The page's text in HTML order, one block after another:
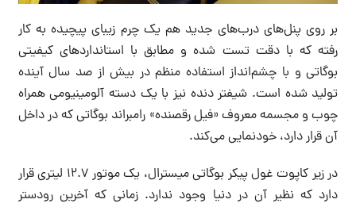
بر روی پنل‌های درب‌های جدید هم یک چرم زیبای پیچیده به کار
رفته که با دقت تست شده و مطابق با استانداردهای کیفیتی
بوگاتی و با چشم‌انداز استفاده منظم در بیش از صد سال آینده
تولید شده است. شیفتر دنده نیز با یک دسته آلومینیومی همراه
چوب و مجسمه معروف «فیل رقصنده» رامبراند بوگاتی که در داخل
آن قرار دارد، خودنمایی می‌کند.
در زیر کاپوت غول پیکر بوگاتی میسترال، یک موتور 12.7 لیتری قرار
دارد که نظیر آن در دنیا وجود ندارد. زمانی که آخرین رودستر